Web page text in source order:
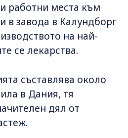
работни места към
в завода в Калундборг
на най-
се лекарства.
съставлява около
в Дания, тя
дял от